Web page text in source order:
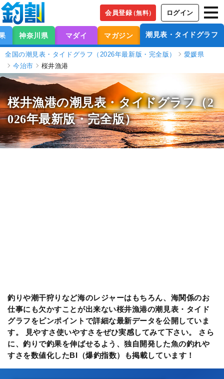
会員登録（無料） ログイン
神奈川県 マダイ マガジン 潮見表・タイドグラフ
全国の潮見表・タイドグラフ（2026年最新版・完全版）
愛媛県
今治市
桜井漁港
桜井漁港の潮見表・タイドグラフ（2
026年最新版・完全版）
釣りや潮干狩りなど海のレジャーはもちろん、海関係のお
仕事にも欠かすことが出来ない桜井漁港の潮見表・タイド
グラフをピンポイントで詳細な最新データを公開していま
す。 見やすさ使いやすさをぜひ実感してみて下さい。 さら
に、釣りで釣果を伸ばせるよう、独自開発した魚の釣れや
すさを数値化したBI（爆釣指数）も掲載しています！